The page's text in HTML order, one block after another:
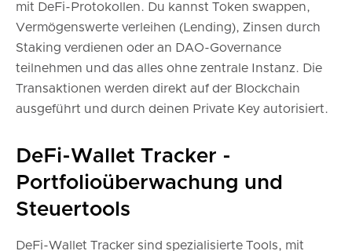
mit DeFi-Protokollen. Du kannst Token swappen,
Vermögenswerte verleihen (Lending), Zinsen durch
Staking verdienen oder an DAO-Governance
teilnehmen und das alles ohne zentrale Instanz. Die
Transaktionen werden direkt auf der Blockchain
ausgeführt und durch deinen Private Key autorisiert.
DeFi-Wallet Tracker -
Portfolioüberwachung und
Steuertools
DeFi-Wallet Tracker sind spezialisierte Tools, mit